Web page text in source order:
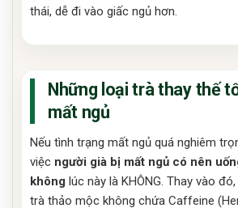
thái, dễ đi vào giấc ngủ hơn.
Những loại trà thay thế
mất ngủ
Nếu tình trạng mất ngủ quá nghiêm
việc người già bị mất ngủ có nên
không lúc này là KHÔNG. Thay vào
trà thảo mộc không chứa Caffeine